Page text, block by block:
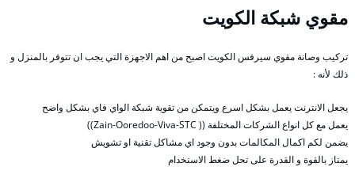
مقوي شبكة الكويت
تركيب وصانة مقوي سيرفس الكويت اصبح من اهم الاجهزة التي يجب ان تتوفر بالمنزل و
ذلك لأنه :
يجعل الانترنت يعمل بشكل اسرع ويتمكن من تقوية شبكة الواي فاي بشكل واضح
يعمل مع كل انواع الشركات المختلفة (( Zain-Ooredoo-Viva-STC))
يضمن لكم اكمال المكالمات بدون وجود اي مشاكل تقنية او تشويش
يمتاز بالقوة و القدرة على تحل ضغط الاستخدام